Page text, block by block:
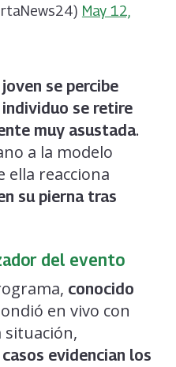
May 12,
se percibe
se retire
muy asustada.
a la modelo
ella reacciona
su pierna tras
del evento
conocido
en vivo con
situación,
evidencian los